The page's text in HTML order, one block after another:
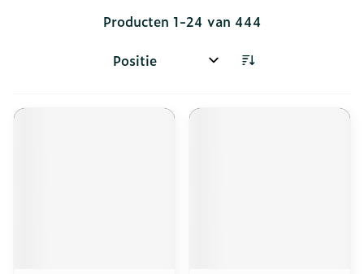
Producten 1-24 van 444
Sorteer op: